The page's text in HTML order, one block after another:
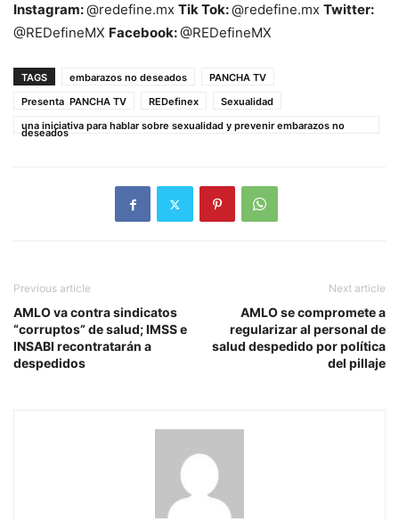
Instagram:@redefine.mx Tik Tok:@redefine.mx Twitter:
@REDefineMX Facebook:@REDefineMX
TAGS embarazos no deseados
PANCHA TV
Presenta PANCHA TV
REDefinex
Sexualidad
una iniciativa para hablar sobre sexualidad y prevenir embarazos no
deseados
Previous article
AMLO va contra sindicatos
“corruptos” de salud; IMSS e
INSABI recontratarán a
despedidos
Next article
AMLO se compromete a
regularizar al personal de
salud despedido por política
del pillaje